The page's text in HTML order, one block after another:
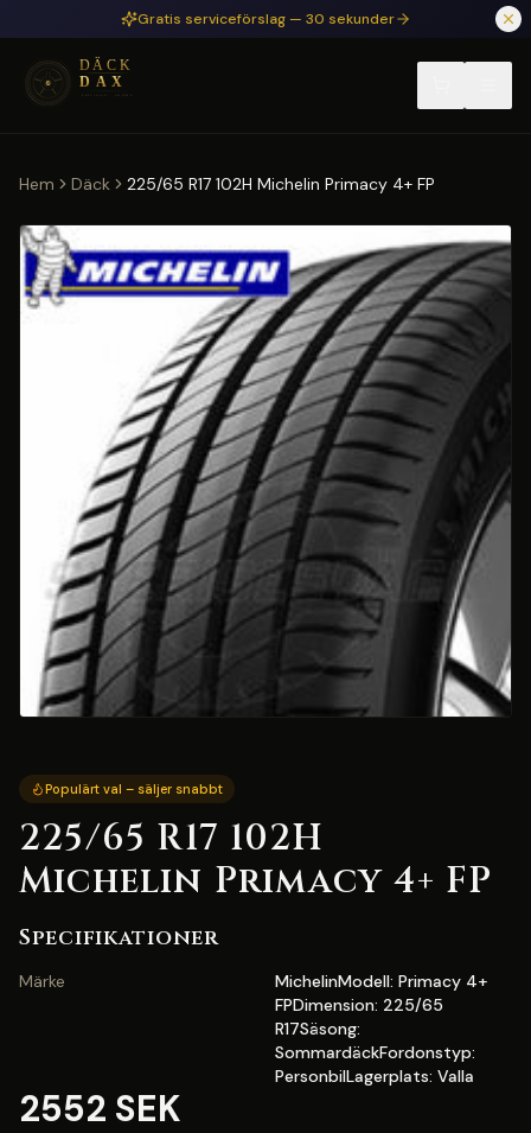
Hoppa till huvudinnehållGratis serviceförslag — 30 sekunder
Hem Däck 225/65 R17 102H Michelin Primacy 4+ FP
Populärt val – säljer snabbt
225/65 R17 102H
Michelin Primacy 4+ FP
Specifikationer
Märke
MichelinModell: Primacy 4+
FPDimension: 225/65
R17Säsong:
SommardäckFordonstyp:
PersonbilLagerplats: Valla
2552 SEK